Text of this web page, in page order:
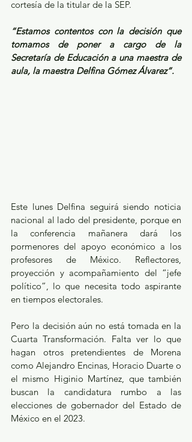
cortesía de la titular de la SEP.
“Estamos contentos con la decisión que
tomamos de poner a cargo de la
Secretaría de Educación a una maestra de
aula, la maestra Delfina Gómez Álvarez”.
Este lunes Delfina seguirá siendo noticia
nacional al lado del presidente, porque en
la conferencia mañanera dará los
pormenores del apoyo económico a los
profesores de México. Reflectores,
proyección y acompañamiento del “jefe
político”, lo que necesita todo aspirante
en tiempos electorales.
Pero la decisión aún no está tomada en la
Cuarta Transformación. Falta ver lo que
hagan otros pretendientes de Morena
como Alejandro Encinas, Horacio Duarte o
el mismo Higinio Martínez, que también
buscan la candidatura rumbo a las
elecciones de gobernador del Estado de
México en el 2023.